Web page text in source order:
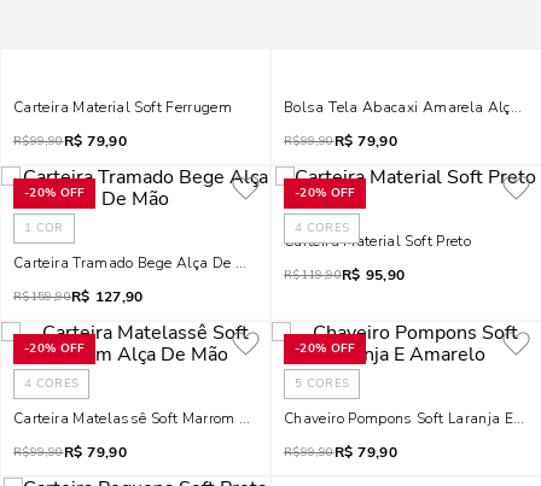
Carteira Material Soft Ferrugem
R$99,90R$ 79,90
Bolsa Tela Abacaxi Amarela Alça
R$99,90R$ 79,90
-20% OFF
1 COR
Carteira Tramado Bege Alça De Mão
R$159,90R$ 127,90
-20% OFF
4 CORES
Carteira Material Soft Preto
R$119,90R$ 95,90
-20% OFF
4 CORES
Carteira Matelassê Soft Marrom Alça De Mão
R$99,90R$ 79,90
-20% OFF
5 CORES
Chaveiro Pompons Soft Laranja E
R$99,90R$ 79,90